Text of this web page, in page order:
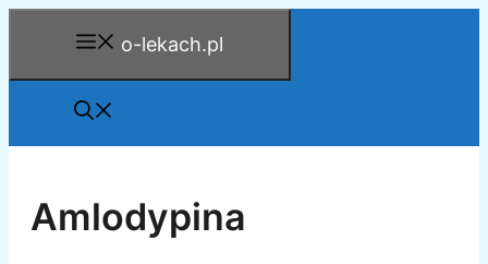
o-lekach.pl
Amlodypina